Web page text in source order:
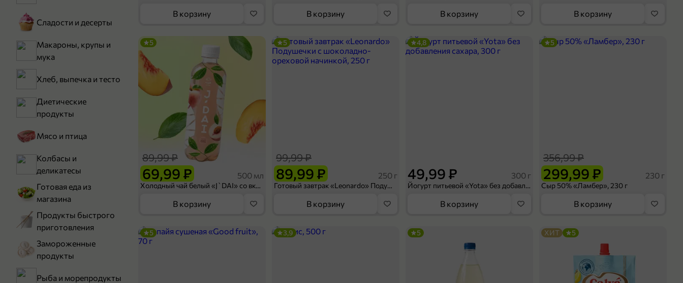
Сладости и десерты
Макароны, крупы и
мука
Хлеб, выпечка и тесто
Диетические
продукты
Мясо и птица
Колбасы и
деликатесы
Готовая еда из
магазина
Продукты быстрого
приготовления
Замороженные
продукты
Рыба и морепродукты
В корзину В корзину В корзину В корзину
69,99 ₽
89,99 ₽
500 мл
Холодный чай белый «J`DAI» со вкусом белого персика, 500 мл
5
В корзину
89,99 ₽
99,99 ₽
250 г
Готовый завтрак «Leonardo» Подушечки с шоколадно-ореховой начинкой, 250 г
5
В корзину
49,99 ₽ 300 г
Йогурт питьевой «Yota» без добавления сахара, 300 г
4,8
В корзину
299,99 ₽
356,99 ₽
230 г
Сыр 50% «Ламбер», 230 г
5
В корзину
5 3,9 5 ХИТ 5